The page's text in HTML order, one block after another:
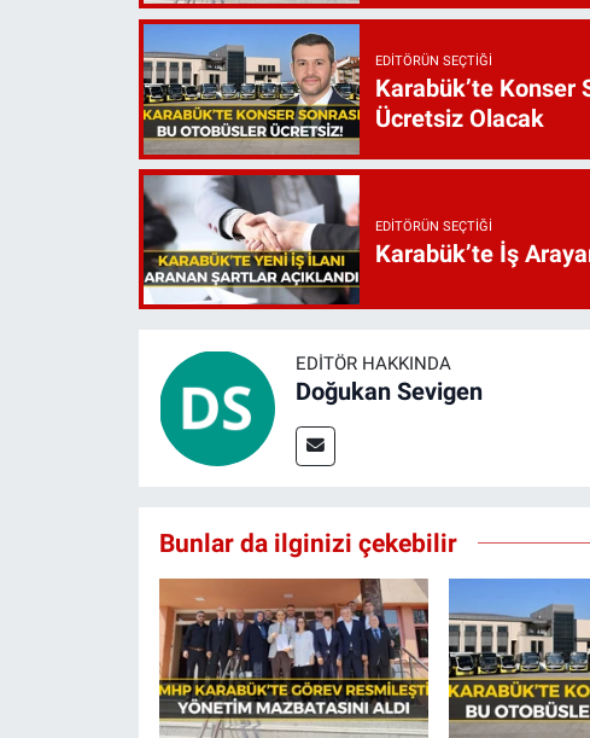
EDITÖRÜN SEÇTIĞI
Karabük’te Konser
Ücretsiz Olacak
EDITÖRÜN SEÇTIĞI
Karabük’te İş
EDITÖR HAKKINDA
Doğukan Sevigen
Bunlar da ilginizi çekebilir